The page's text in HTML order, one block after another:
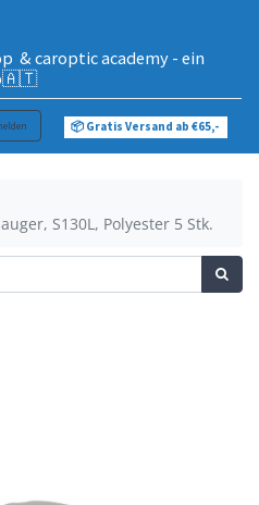
& caroptic academy - ein
📦 Gratis Versand ab €65,-
S130L, Polyester 5 Stk.